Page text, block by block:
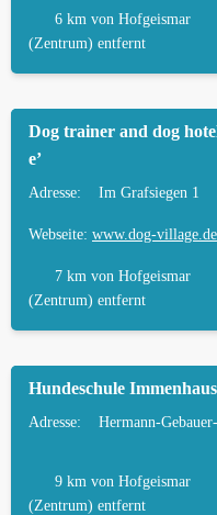
HÄUFIGE
HOFGEISMAR
TIERARZT UND
HOFGEISMAR
6 km von Hofgeismar
(Zentrum) entfernt
Dog trainer and dog
e’
Adresse: Im Grafsiegen 1
Webseite: www.dog-village.de
7 km von Hofgeismar
(Zentrum) entfernt
Hundeschule
Adresse: Hermann-
9 km von Hofgeismar
(Zentrum) entfernt